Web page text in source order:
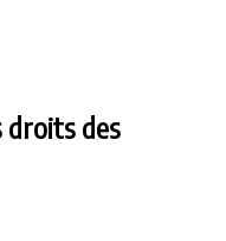
droits des